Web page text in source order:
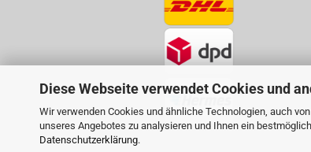
Diese Webseite verwendet Cookies und
Wir verwenden Cookies und ähnliche Technologien, auch
unseres Angebotes zu analysieren und Ihnen ein
Datenschutzerklärung.